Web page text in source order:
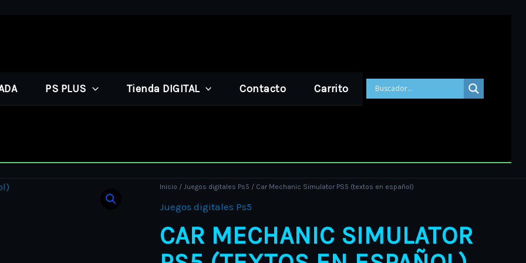
PS PLUS Tienda DIGITAL Contacto Carrito
Inicio / Juegos digitales Ps5 / Car Mechanic Simulator PS5 (textos en español)
Juegos digitales Ps5
CAR MECHANIC SIMULATOR
Car
Mechanic
PS5
(textos